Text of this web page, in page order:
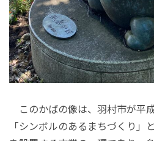
このかばの像は、羽村市が平
「シンボルのあるまちづくり